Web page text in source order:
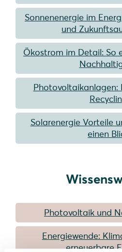
Sonnenenergie im
und
Ökostrom im Detail: So
Photovoltaikanlagen:
Solarenergie Vorteile
einen
Photovoltaik und
Energiewende:
erneuerbare